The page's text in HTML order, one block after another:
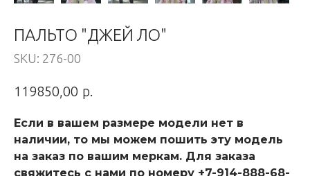
ПАЛЬТО "ДЖЕЙ ЛО"
SKU: 276-00
119850,00 р.
Если в вашем размере модели нет в
наличии, то мы можем пошить эту модель
на заказ по вашим меркам. Для заказа
свяжитесь с нами по номеру +7-914-888-68-